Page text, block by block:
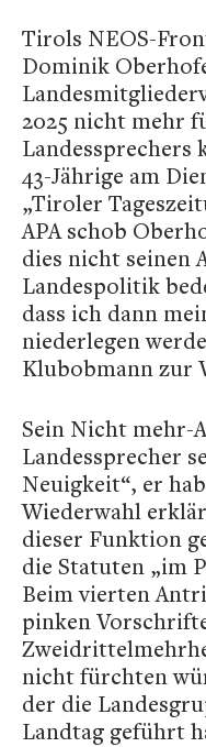
Tirols NEOS-
Dominik
2025 nicht mehr
Landessprechers
43-Jährige am
„Tiroler
APA schob
dies nicht seinen
Landespolitik
dass ich dann
niederlegen
Klubobmann zur
Sein Nicht mehr-
Landessprecher
Neuigkeit“, er
Wiederwahl
dieser Funktion
die Statuten „im
Beim vierten
pinken
nicht fürchten
der die
Landtag geführt